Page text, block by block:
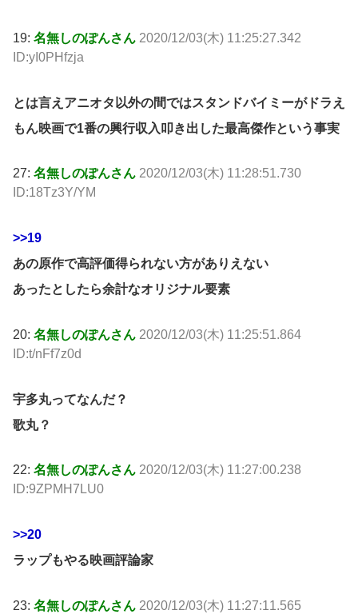
19: 名無しのぽんさん 2020/12/03(木) 11:25:27.342
ID:yI0PHfzja
とは言えアニオタ以外の間ではスタンドバイミーがドラえ
もん映画で1番の興行収入叩き出した最高傑作という事実
27: 名無しのぽんさん 2020/12/03(木) 11:28:51.730
ID:18Tz3Y/YM
>>19
あの原作で高評価得られない方がありえない
あったとしたら余計なオリジナル要素
20: 名無しのぽんさん 2020/12/03(木) 11:25:51.864
ID:t/nFf7z0d
宇多丸ってなんだ？
歌丸？
22: 名無しのぽんさん 2020/12/03(木) 11:27:00.238
ID:9ZPMH7LU0
>>20
ラップもやる映画評論家
23: 名無しのぽんさん 2020/12/03(木) 11:27:11.565